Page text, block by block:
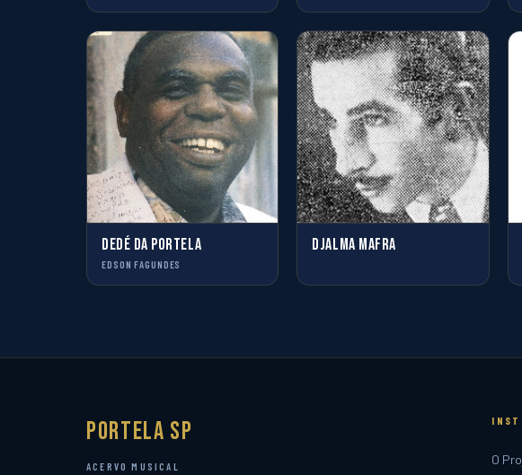
DEDÉ DA PORTELA
EDSON FAGUNDES
DJALMA MAFRA
Portela SP
ACERVO MUSICAL
O